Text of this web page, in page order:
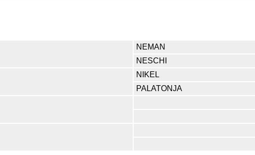
NEMAN
NESCHI
NIKEL
PALATONJA